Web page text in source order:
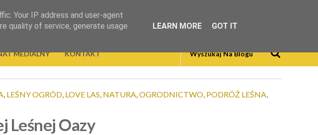
MEDIALNY KONTAKT
, LEŚNY OGRÓD, LOVE LAS, NATURA,OGRODNICTWO, PODRÓŻ LEŚNA,
Leśnej Oazy
Your IP address and user-agent
quality of service, generate usage
LEARN MORE GOT IT